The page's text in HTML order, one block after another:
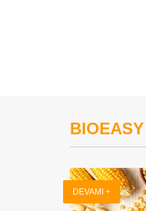
DEVAMI +